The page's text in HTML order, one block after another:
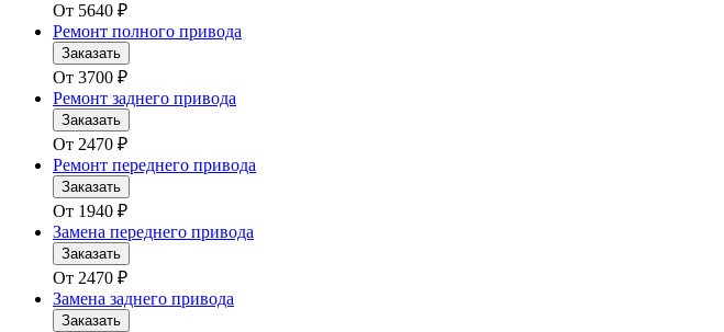
От 5640 ₽
Ремонт полного привода
Заказать
От 3700 ₽
Ремонт заднего привода
Заказать
От 2470 ₽
Ремонт переднего привода
Заказать
От 1940 ₽
Замена переднего привода
Заказать
От 2470 ₽
Замена заднего привода
Заказать